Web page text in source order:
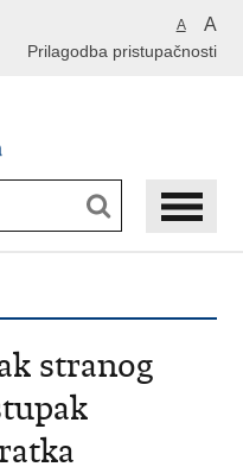
A A
Prilagodba pristupačnosti
stranog